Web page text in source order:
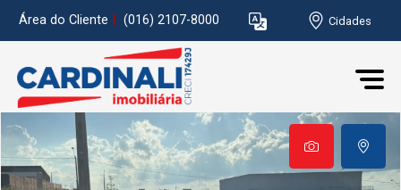
Área do Cliente (016) 2107-8000 Cidades